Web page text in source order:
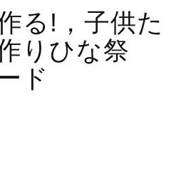
る!，子供た
りひな祭
ド